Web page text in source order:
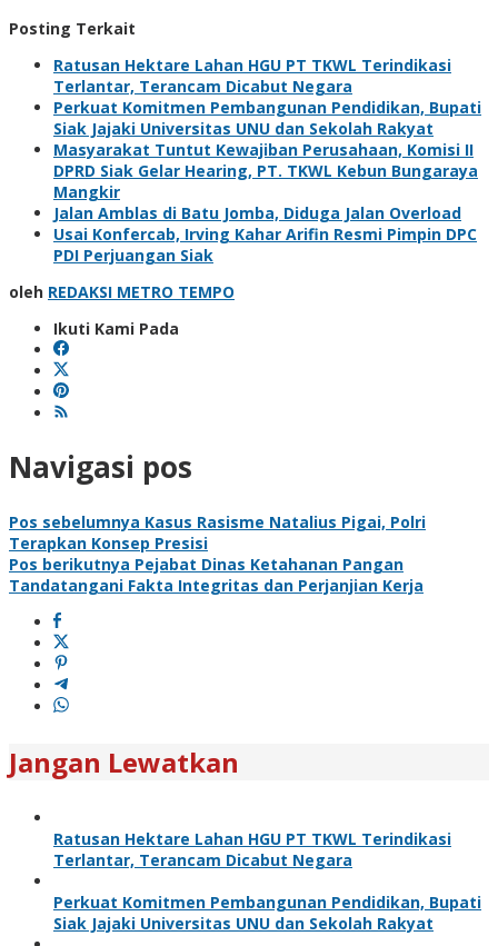
Posting Terkait
Ratusan Hektare Lahan HGU PT TKWL Terindikasi
Terlantar, Terancam Dicabut Negara
Perkuat Komitmen Pembangunan Pendidikan, Bupati
Siak Jajaki Universitas UNU dan Sekolah Rakyat
Masyarakat Tuntut Kewajiban Perusahaan, Komisi II
DPRD Siak Gelar Hearing, PT. TKWL Kebun Bungaraya
Mangkir
Jalan Amblas di Batu Jomba, Diduga Jalan Overload
Usai Konfercab, Irving Kahar Arifin Resmi Pimpin DPC
PDI Perjuangan Siak
oleh REDAKSI METRO TEMPO
Ikuti Kami Pada
Navigasi pos
Pos sebelumnya Kasus Rasisme Natalius Pigai, Polri
Terapkan Konsep Presisi
Pos berikutnya Pejabat Dinas Ketahanan Pangan
Tandatangani Fakta Integritas dan Perjanjian Kerja
Jangan Lewatkan
Ratusan Hektare Lahan HGU PT TKWL Terindikasi
Terlantar, Terancam Dicabut Negara
Perkuat Komitmen Pembangunan Pendidikan, Bupati
Siak Jajaki Universitas UNU dan Sekolah Rakyat